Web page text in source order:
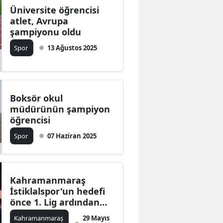
Üniversite öğrencisi
atlet, Avrupa
şampiyonu oldu
Spor 13 Ağustos 2025
Boksör okul
müdürünün şampiyon
öğrencisi
Spor 07 Haziran 2025
Kahramanmaraş
İstiklalspor'un hedefi
önce 1. Lig ardından
Süper Lig
Kahramanmaraş 29 Mayıs